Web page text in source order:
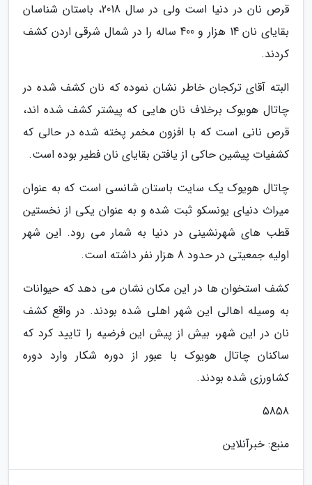
قرص نان در دنیا است ولی در سال 2018، باستان شناسان
بقایای نان 14 هزار و 400 ساله را در شمال شرقی اردن کشف
کردند.
البته آقای ترکجان خاطر نشان نموده که نان کشف شده در
چاتال هویوک برخلاف نان هایی که پیشتر کشف شده اند،
قرص نانی است که با افزون مخمر پخته شده در حالی که
کشفیات پیشین حاکی از یافتن بقایای نان فطیر بوده است.
چاتال هویوک یک سایت باستان شانسی است که به عنوان
میراث دنیای یونسکو ثبت شده و به عنوان یکی از نخستین
قطب های شهرنشینی در دنیا به شمار می رود. این شهر
اولیه جمعیتی در حدود 8 هزار نفر داشته است.
کشف استخوان ها در این مکان نشان می دهد که حیوانات
به وسیله اهالی این شهر اهلی شده بودند. در واقع کشف
نان در این شهر، بیش از پیش این فرضیه را تایید کرد که
ساکنان چاتال هویوک با عبور از دوره شکار وارد دوره
کشاورزی شده بودند.
5858
منبع: خبرآنلاین